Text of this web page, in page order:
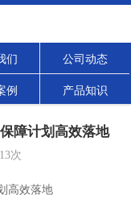
们 公司动态
例 产品知识
障计划高效落地
次
高效落地